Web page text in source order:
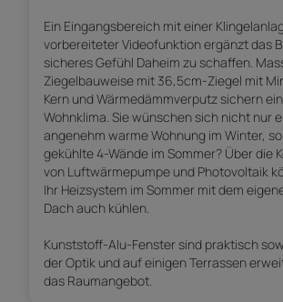
Ein Eingangsbereich mit einer
vorbereiteter Videofunktion ergänzt das
sicheres Gefühl Daheim zu schaffen.
Ziegelbauweise mit 36,5cm-Ziegel mit
Kern und Wärmedämmverputz sichern
Wohnklima. Sie wünschen sich nicht nur
angenehm warme Wohnung im Winter,
gekühlte 4-Wände im Sommer? Über die
von Luftwärmepumpe und Photovoltaik
Ihr Heizsystem im Sommer mit dem
Dach auch kühlen.
Kunststoff-Alu-Fenster sind praktisch
der Optik und auf einigen Terrassen
das Raumangebot.